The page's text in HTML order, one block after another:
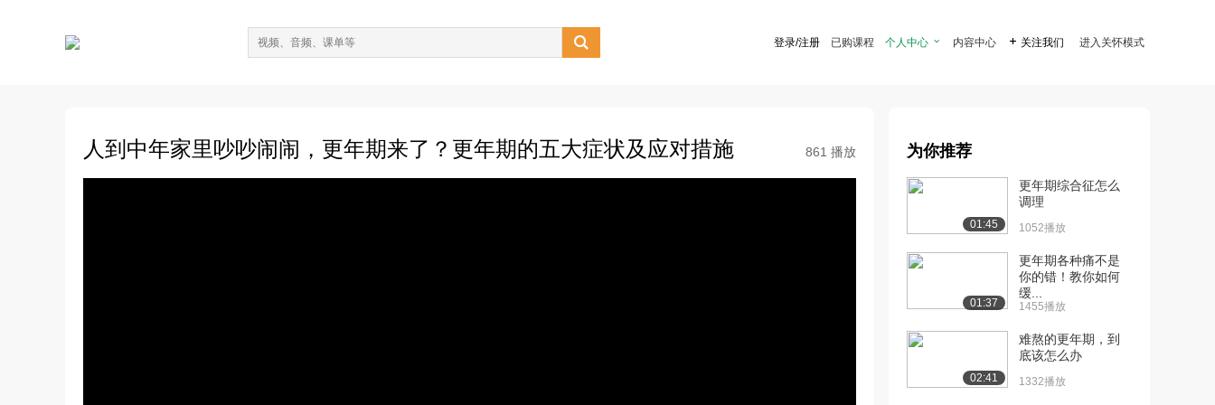
 登录/注册 已购课程 个人中心  内容中心  关注我们 进入关怀模式
人到中年家里吵吵闹闹，更年期来了？更年期的五大症状及应对措施 861 播放 为你推荐
01:45
更年期综合征怎么
调理
1052播放
01:37
更年期各种痛不是
你的错！教你如何
缓...
1455播放
02:41
难熬的更年期，到
底该怎么办
1332播放